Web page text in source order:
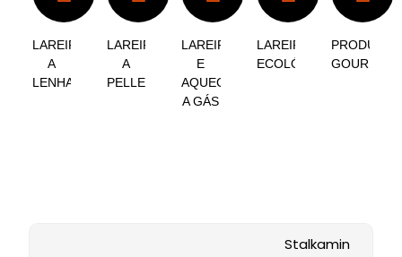
LAREIRAS
A
LENHA
LAREIRAS
A
PELLET
LAREIRAS
E
AQUECEDORES
A GÁS
LAREIRAS
ECOLÓGICAS
PRODUTOS
GOURMET
Stalkamin